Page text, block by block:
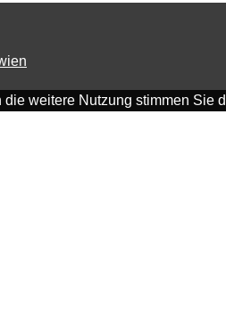
weitere Nutzung stimmen Sie